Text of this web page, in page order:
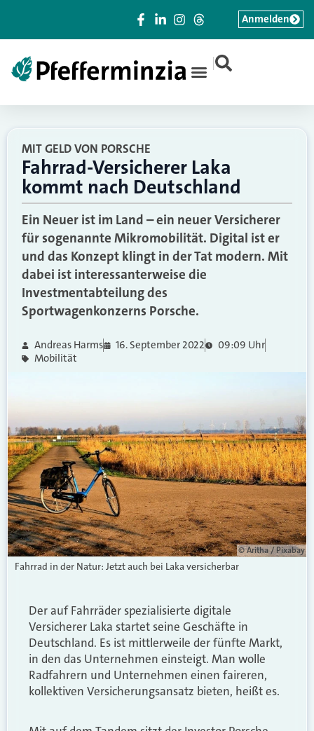
|
Anmelden
MIT GELD VON PORSCHE
Fahrrad-Versicherer Laka
kommt nach Deutschland
Ein Neuer ist im Land – ein neuer Versicherer
für sogenannte Mikromobilität. Digital ist er
und das Konzept klingt in der Tat modern. Mit
dabei ist interessanterweise die
Investmentabteilung des
Sportwagenkonzerns Porsche.
Andreas Harms 16. September 2022
09:09 Uhr
Mobilität
© Aritha / Pixabay
Fahrrad in der Natur: Jetzt auch bei Laka versicherbar
Der auf Fahrräder spezialisierte digitale
Versicherer Laka startet seine Geschäfte in
Deutschland. Es ist mittlerweile der fünfte Markt,
in den das Unternehmen einsteigt. Man wolle
Radfahrern und Unternehmen einen faireren,
kollektiven Versicherungsansatz bieten, heißt es.